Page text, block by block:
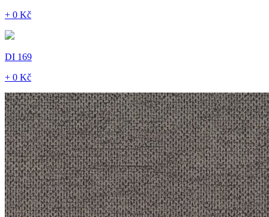
+ 0 Kč
DI 169
+ 0 Kč